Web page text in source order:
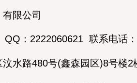
限公司
QQ：2222060621 联系电话：
水路480号(鑫森园区)8号楼2